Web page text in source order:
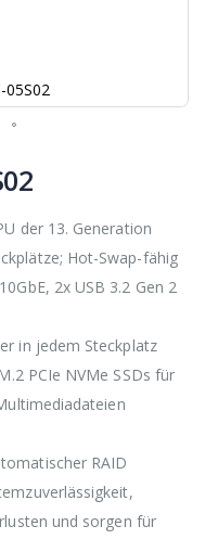
05S02
der 13. Generation
Hot-Swap-fähig
2x USB 3.2 Gen 2
in jedem Steckplatz
PCIe NVMe SSDs für
RAID
und sorgen für